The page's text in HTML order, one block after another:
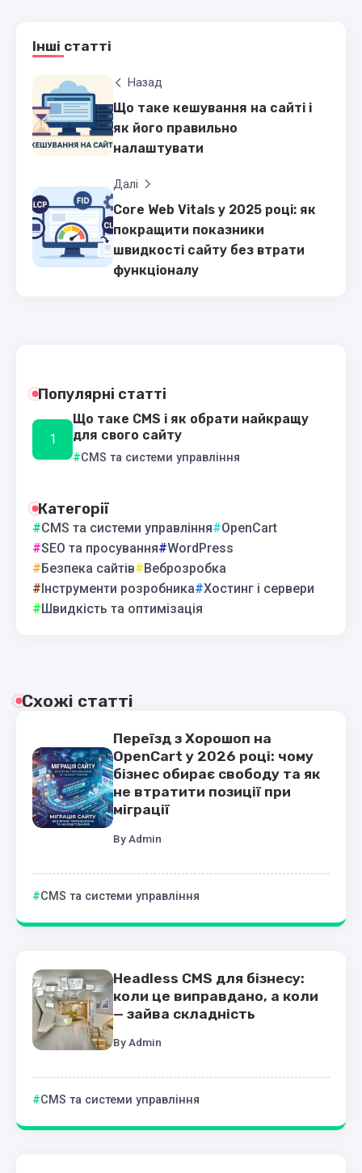
Інші статті
Назад
Що таке кешування на сайті і
як його правильно
налаштувати
Далі
Core Web Vitals у 2025 році: як
покращити показники
швидкості сайту без втрати
функціоналу
Популярні статті
Що таке CMS і як обрати найкращу
для свого сайту
CMS та системи управління
Категорії
CMS та системи управління
OpenCart
SEO та просування
WordPress
Безпека сайтів
Веброзробка
Інструменти розробника
Хостинг і сервери
Швидкість та оптимізація
Схожі статті
Переїзд з Хорошоп на
OpenCart у 2026 році: чому
бізнес обирає свободу та як
не втратити позиції при
міграції
By Admin
CMS та системи управління
Headless CMS для бізнесу:
коли це виправдано, а коли
— зайва складність
ByAdmin
CMS та системи управління